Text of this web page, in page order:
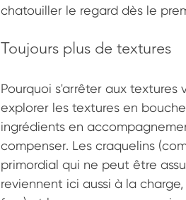
chatouiller le regard dès le
Toujours plus de textures
Pourquoi s'arrêter aux
explorer les textures en
ingrédients en
compenser. Les craquelins
primordial qui ne peut être
reviennent ici aussi à la